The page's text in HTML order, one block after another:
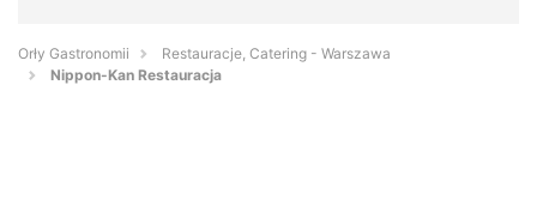
Orły Gastronomii
Restauracje, Catering - Warszawa
Nippon-Kan Restauracja